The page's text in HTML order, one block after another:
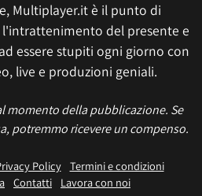
Multiplayer.it è il punto di
del presente e
essere stupiti ogni giorno con
live e produzioni geniali.
momento della pubblicazione. Se
potremmo ricevere un compenso.
Policy
Termini e condizioni
Contatti Lavora con noi